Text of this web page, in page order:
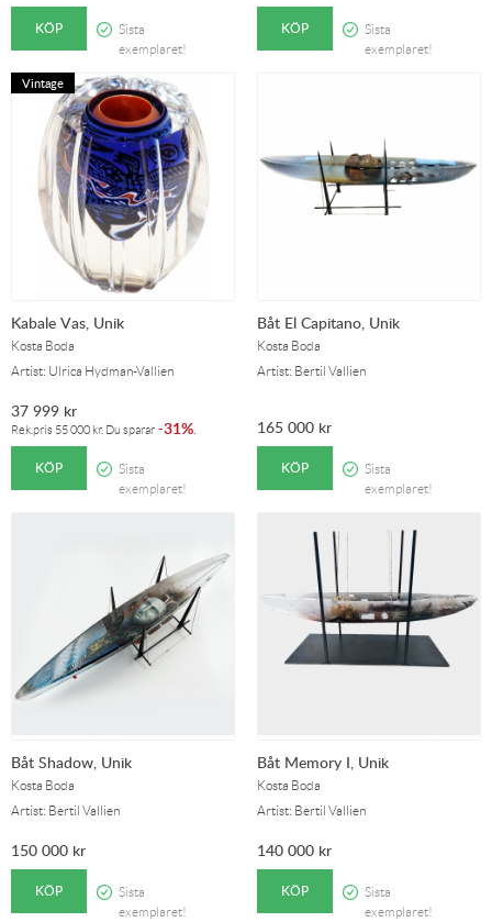
KÖP
Sista
exemplaret!
KÖP
Sista
exemplaret!
Vintage
Kabale Vas, Unik
Kosta Boda
Artist: Ulrica Hydman-Vallien
37 999 kr
Rek.pris 55 000 kr. Du sparar -31%.
KÖP
Sista
exemplaret!
Båt El Capitano, Unik
Kosta Boda
Artist: Bertil Vallien
165 000 kr
KÖP
Sista
exemplaret!
Båt Shadow, Unik
Kosta Boda
Artist: Bertil Vallien
150 000 kr
KÖP
Sista
exemplaret!
Båt Memory I, Unik
Kosta Boda
Artist: Bertil Vallien
140 000 kr
KÖP
Sista
exemplaret!